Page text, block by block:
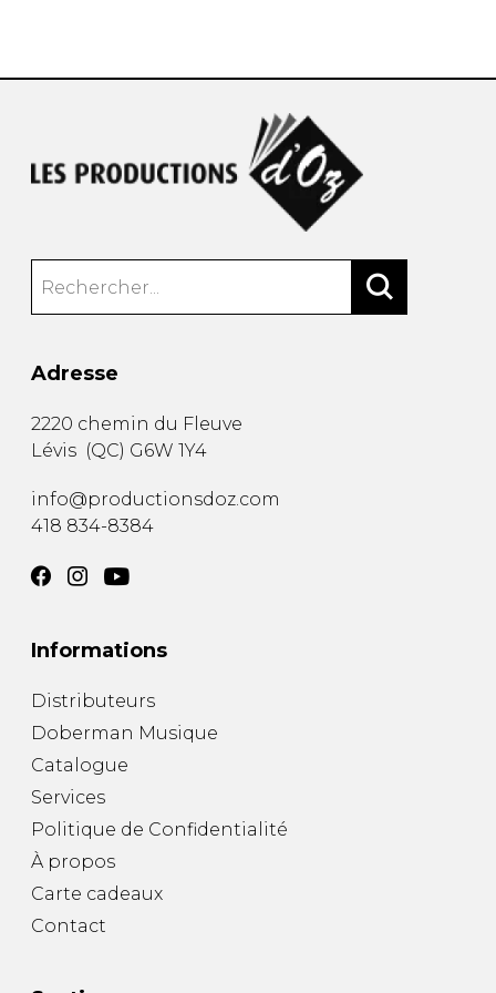
Adresse
2220 chemin du Fleuve
Lévis (QC) G6W 1Y4
info@productionsdoz.com
418 834-8384
Informations
Distributeurs
Doberman Musique
Catalogue
Services
Politique de Confidentialité
À propos
Carte cadeaux
Contact